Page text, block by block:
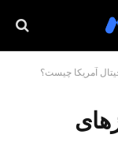
آمریکا چیست؟